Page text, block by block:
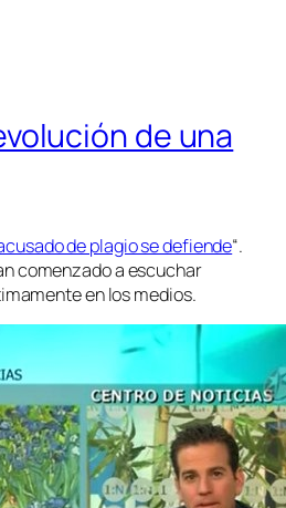
de una
de plagio se defiende“.
comenzado a escuchar
en los medios.